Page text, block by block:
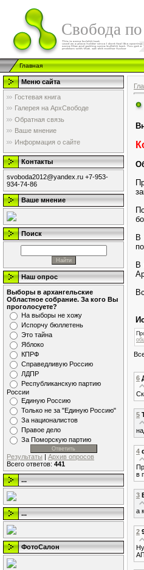
Свобода по
Главная
Меню сайта
Гостевая книга
Галерея на АрхСвободе
Обратная связь
Ваше мнение
Информация о сайте
Контакты
svoboda2012@yandex.ru +7-953-
934-74-86
Ваше мнение
Поиск
Наш опрос
Выборы в архангельские
Областное собрание. За кого Вы
проголосуете?
На выборы не хожу
Испорчу бюллетень
Это тайна
Яблоко
КПРФ
Справедливую Россию
ЛДПР
Республиканскую партию
России
Единую Россию
Только не за "Единую Россию"
За националистов
Правое дело
За Поморскую партию
Результаты | Архив опросов
Всего ответов: 441
...
...
ФотоСалон
В
В
6
5
4
в
3
а
2